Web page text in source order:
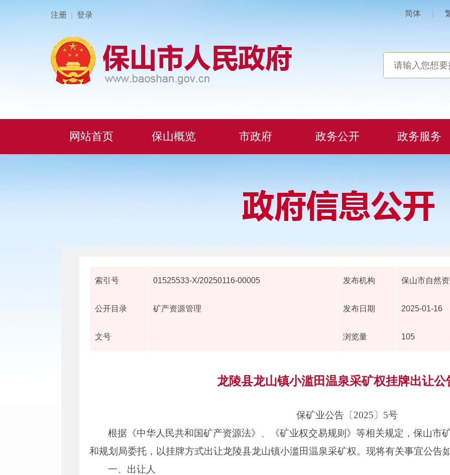
注册 | 登录 简体 |
网站首页 保山概览 市政府 政务公开 政务服务
索引号 01525533-X/20250116-00005 发布机构 保山市自然
公开目录 矿产资源管理 发布日期 2025-01-16
文号 浏览量 105
龙陵县龙山镇小滥田温泉采矿权挂牌出让公
保矿业公告〔2025〕5号
根据《中华人民共和国矿产资源法》、《矿业权交易规则》等相关规定，保山市
和规划局委托，以挂牌方式出让龙陵县龙山镇小滥田温泉采矿权。现将有关事宜公告
一、出让人